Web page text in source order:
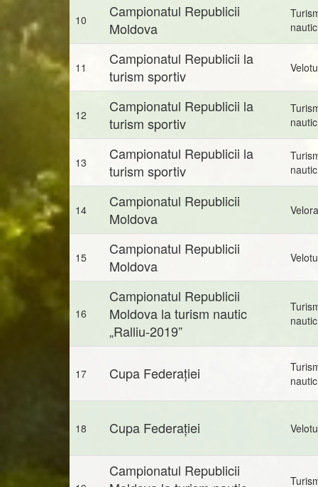
10
Campionatul Republicii
Moldova
nautic
11
Campionatul Republicii la
turism sportiv
12
Campionatul Republicii la
turism sportiv
nautic
13
Campionatul Republicii la
turism sportiv
nautic
14
Campionatul Republicii
Moldova
15
Campionatul Republicii
Moldova
16
Campionatul Republicii
Moldova la turism nautic
„Ralliu-2019”
nautic
17 Cupa Federației
nautic
18 Cupa Federației
Campionatul Republicii